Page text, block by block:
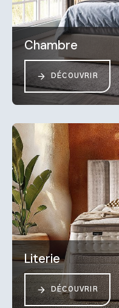
Chambre
DÉCOUVRIR
Literie
DÉCOUVRIR